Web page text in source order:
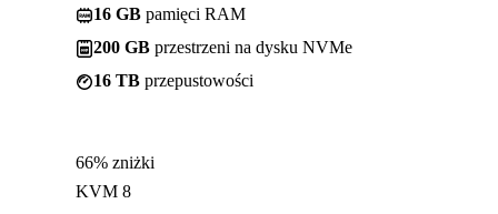
16 GB pamięci RAM
200 GB przestrzeni na dysku NVMe
16 TB przepustowości
66% zniżki
KVM 8